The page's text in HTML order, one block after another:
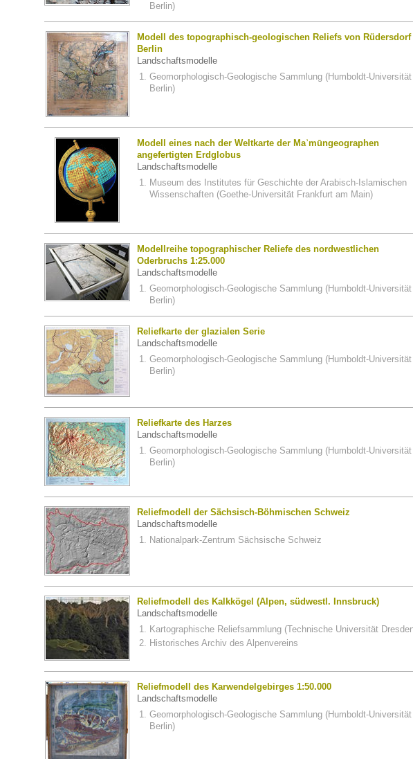
Berlin)
Modell des topographisch-geologischen Reliefs von Rüdersdorf
Berlin
Landschaftsmodelle
Geomorphologisch-Geologische Sammlung (Humboldt-
Berlin)
Modell eines nach der Weltkarte der Maʾmūngeographen
angefertigten Erdglobus
Landschaftsmodelle
Museum des Institutes für Geschichte der Arabisch-Islamischen
Wissenschaften (Goethe-Universität Frankfurt am Main)
Modellreihe topographischer Reliefe des nordwestlichen
Oderbruchs 1:25.000
Landschaftsmodelle
Geomorphologisch-Geologische Sammlung (Humboldt-
Berlin)
Reliefkarte der glazialen Serie
Landschaftsmodelle
Geomorphologisch-Geologische Sammlung (Humboldt-
Berlin)
Reliefkarte des Harzes
Landschaftsmodelle
Geomorphologisch-Geologische Sammlung (Humboldt-
Berlin)
Reliefmodell der Sächsisch-Böhmischen Schweiz
Landschaftsmodelle
Nationalpark-Zentrum Sächsische Schweiz
Reliefmodell des Kalkkögel (Alpen, südwestl. Innsbruck)
Landschaftsmodelle
Kartographische Reliefsammlung (Technische Universität
Historisches Archiv des Alpenvereins
Reliefmodell des Karwendelgebirges 1:50.000
Landschaftsmodelle
Geomorphologisch-Geologische Sammlung (Humboldt-
Berlin)